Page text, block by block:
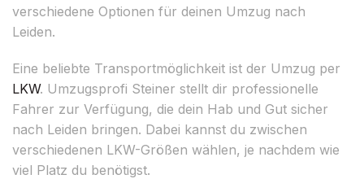
verschiedene Optionen für deinen Umzug nach
Leiden.
Eine beliebte Transportmöglichkeit ist der Umzug per
LKW. Umzugsprofi Steiner stellt dir professionelle
Fahrer zur Verfügung, die dein Hab und Gut sicher
nach Leiden bringen. Dabei kannst du zwischen
verschiedenen LKW-Größen wählen, je nachdem wie
viel Platz du benötigst.